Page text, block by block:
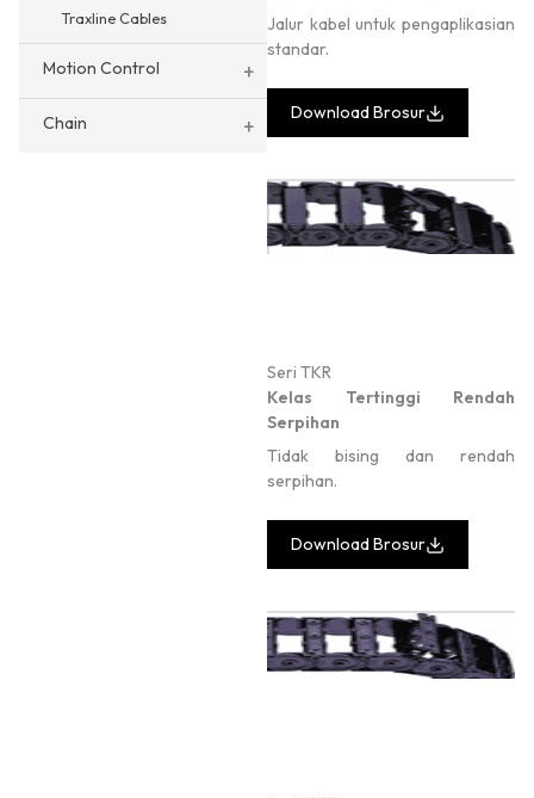
Traxline Cables
Motion Control +
Chain +
Jalur kabel untuk pengaplikasian
standar.
Download Brosur
Seri TKR
Kelas Tertinggi Rendah
Serpihan
Tidak bising dan rendah
serpihan.
Download Brosur